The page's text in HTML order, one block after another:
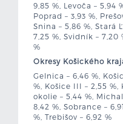
9,85 %, Levoča – 5,94
Poprad – 3,93 %,
Snina – 5,86 %, Stará
7,25 %, Svidník – 7,20
%
Okresy Košického
Gelnica – 6,46 %,
%, Košice III – 2,55 %,
okolie – 5,44 %,
8,42 %, Sobrance –
%, Trebišov – 6,92 %